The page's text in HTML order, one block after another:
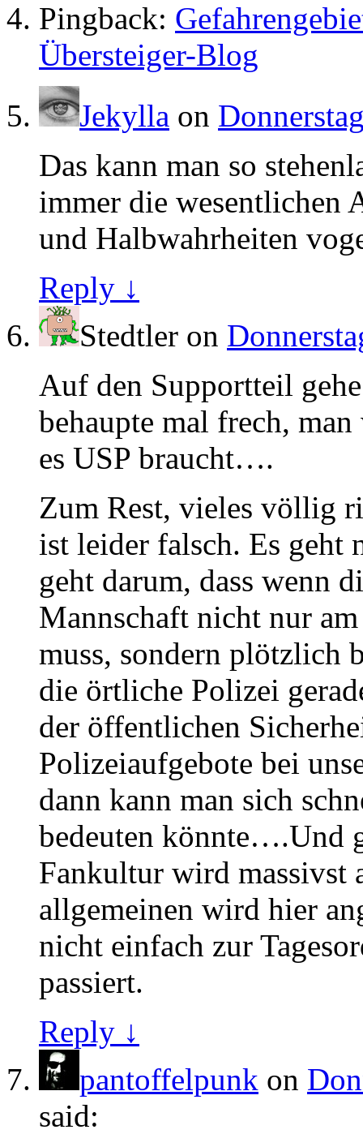
Pingback:
Übersteiger-Blog
Jekylla on
Das kann man so
immer die wesentlichen
und Halbwahrheiten
Reply ↓
Stedtler on
Auf den Supportteil
behaupte mal frech,
es USP braucht….
Zum Rest, vieles völlig
ist leider falsch. Es geht
geht darum, dass wenn
Mannschaft nicht nur
muss, sondern plötzlich
die örtliche Polizei
der öffentlichen
Polizeiaufgebote bei
dann kann man sich
bedeuten könnte….Und
Fankultur wird massivst
allgemeinen wird hier
nicht einfach zur
passiert.
Reply ↓
pantoffelpunk on
said: